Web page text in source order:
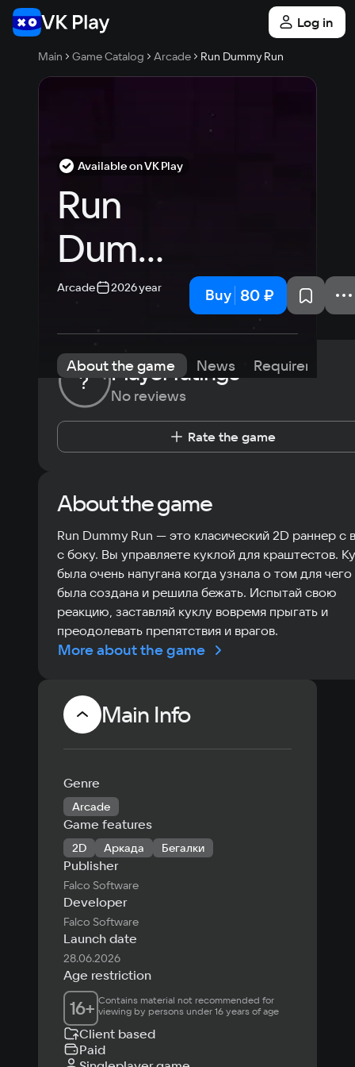
Log in
Main Game Catalog Arcade Run Dummy Run
Available on VK Play
Run
Dummy
Run
Arcade 2026 year Buy 80 ₽
About the game News Requirements
? Player ratings
No reviews
Rate the game
About the game
Run Dummy Run — это класический 2D раннер с
с боку. Вы управляете куклой для краштестов.
была очень напугана когда узнала о том для
была создана и решила бежать. Испытай свою
реакцию, заставляй куклу вовремя прыгать и
преодолевать препятствия и врагов.
More about the game
Main Info
Genre
Arcade
Game features
2D Аркада Бегалки
Publisher
Falco Software
Developer
Falco Software
Launch date
28.06.2026
Age restriction
16+ Contains material not recommended for
viewing by persons under 16 years of age
Client based
Paid